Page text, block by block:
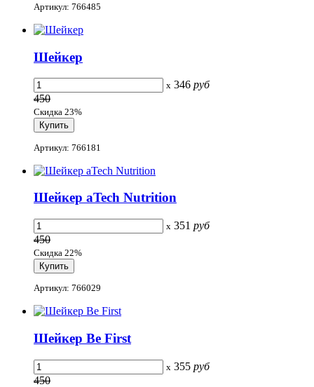
Артикул: 766485
Шейкер
x 346 руб
450
Скидка 23%
Артикул: 766181
Шейкер aTech Nutrition
x 351 руб
450
Скидка 22%
Артикул: 766029
Шейкер Be First
x 355 руб
450